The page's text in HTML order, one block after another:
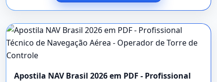
Apostila NAV Brasil 2026 em PDF - Profissional